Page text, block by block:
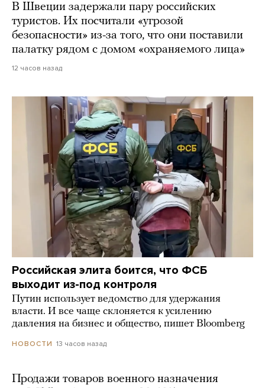
В Швеции задержали пару российских
туристов. Их посчитали «угрозой
безопасности» из-за того, что они поставили
палатку рядом с домом «охраняемого лица»
12 часов назад
Российская элита боится, что ФСБ
выходит из-под контроля
Путин использует ведомство для удержания
власти. И все чаще склоняется к усилению
давления на бизнес и общество, пишет Bloomberg
НОВОСТИ 13 часов назад
Продажи товаров военного назначения